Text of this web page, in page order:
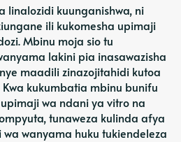
linalozidi kuunganishwa, ni
ili kukomesha upimaji
Mbinu moja sio tu
lakini pia inasawazisha
maadili zinazojitahidi kutoa
kukumbatia mbinu bunifu
wa ndani ya vitro na
tunaweza kulinda afya
wanyama huku tukiendeleza